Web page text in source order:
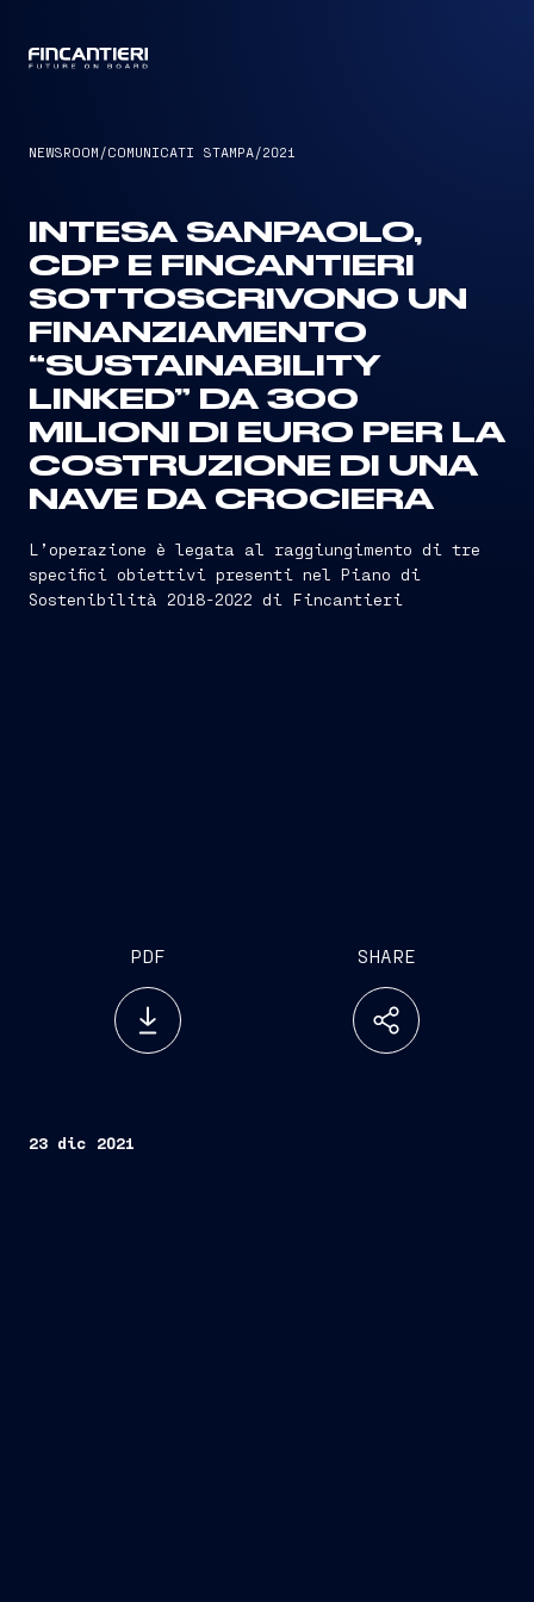
NEWSROOM /COMUNICATI STAMPA/2021
INTESA SANPAOLO,
CDP E FINCANTIERI
SOTTOSCRIVONO UN
FINANZIAMENTO
“SUSTAINABILITY
LINKED” DA 300
MILIONI DI EURO PER LA
COSTRUZIONE DI UNA
NAVE DA CROCIERA
L’operazione è legata al raggiungimento di tre
specifici obiettivi presenti nel Piano di
Sostenibilità 2018-2022 di Fincantieri
PDF SHARE
23 dic 2021